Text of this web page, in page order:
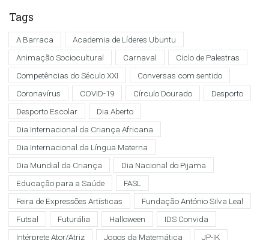
Tags
A Barraca
Academia de Líderes Ubuntu
Animação Sociocultural
Carnaval
Ciclo de Palestras
Competências do Século XXI
Conversas com sentido
Coronavírus
COVID-19 Círculo Dourado
Desporto
Desporto Escolar
Dia Aberto
Dia Internacional da Criança Africana
Dia Internacional da Língua Materna
Dia Mundial da Criança
Dia Nacional do Pijama
Educação para a Saúde
FASL
Feira de Expressões Artísticas
Fundação António Silva Leal
Futsal
Futurália Halloween
IDS Convida
Intérprete Ator/Atriz
Jogos da Matemática
JP-IK